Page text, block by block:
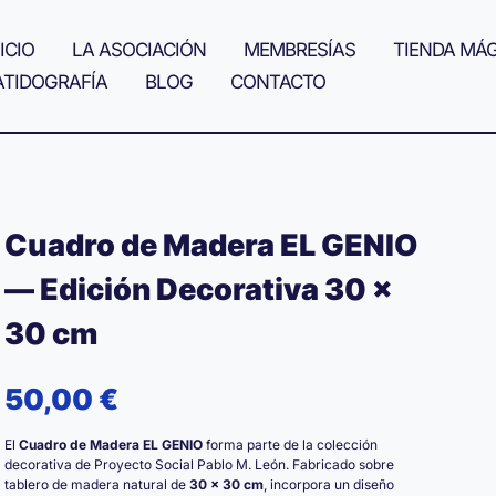
LA ASOCIACIÓN MEMBRESÍAS
TIENDA
BLOG CONTACTO
Cuadro de Madera EL GENIO
— Edición Decorativa 30 ×
30 cm
50,00 €
El Cuadro de Madera EL GENIOforma parte de la colección
decorativa de Proyecto Social Pablo M. León. Fabricado sobre
tablero de madera natural de 30 × 30 cm, incorpora un diseño